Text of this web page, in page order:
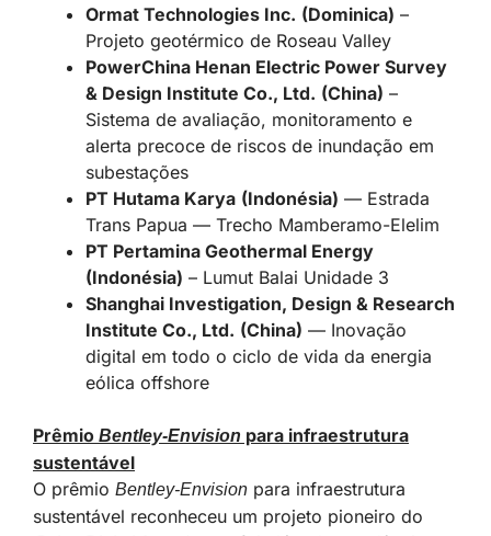
Ormat Technologies Inc. (Dominica) –
Projeto geotérmico de Roseau Valley
PowerChina Henan Electric Power Survey
& Design Institute Co., Ltd. (China) –
Sistema de avaliação, monitoramento e
alerta precoce de riscos de inundação em
subestações
PT Hutama Karya (Indonésia) — Estrada
Trans Papua — Trecho Mamberamo-Elelim
PT Pertamina Geothermal Energy
(Indonésia) – Lumut Balai Unidade 3
Shanghai Investigation, Design & Research
Institute Co., Ltd. (China) — Inovação
digital em todo o ciclo de vida da energia
eólica offshore
Prêmio Bentley-Envision para infraestrutura
sustentável
O prêmio Bentley-Envision para infraestrutura
sustentável reconheceu um projeto pioneiro do